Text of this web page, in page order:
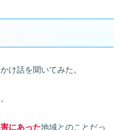
け話を聞いてみた。
にあった地域とのことだっ